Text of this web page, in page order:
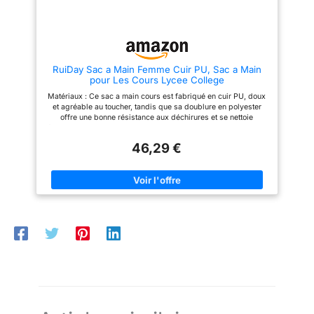
bandoulière réglable et
amovible, ce sac Hobo élégant
pour femme peut être utilisé
comme sac à main, sac à
bandoulière traversante, comme
vous le souhaitez. Parfait pour
les rendez-vous, les achats, le
vacances, les fêtes et autres
occasions et gardez vos objets
Service client : nous attachons
qualité du produit et à la
n'hésitez pas à nous contacter,
nous vous répondrons dans les
RuiDay Sac a Main Femme Cuir PU, Sac a Main
pour Les Cours Lycee College
Matériaux : Ce sac a main cours est fabriqué en cuir PU, doux
et agréable au toucher, tandis que sa doublure en polyester
offre une bonne résistance aux déchirures et se nettoie
accueillir facilement votre téléphone, carnet, ordinateur
quotidien. Design : Ce sacs à main portés épaule femme est de
qualité supérieure, avec des coutures lisses et régulières. Son
style vintage est agrémenté d'une fermeture éclair robuste et
zippées à l'avant et à l'arrière. L'intérieur comprend une poche
46,29 €